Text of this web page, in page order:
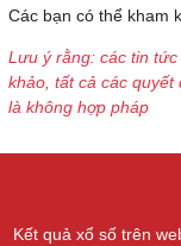
Các bạn có thể kham
Lưu ý rằng: các tin
khảo, tất cả các quyết
là không hợp pháp
Kết quả xổ số trên